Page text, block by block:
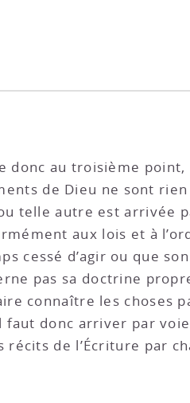
donc au troisième
de Dieu ne sont
telle autre est arrivée
aux lois et à
cessé d’agir ou que
pas sa doctrine
connaître les choses
faut donc arriver par
récits de l’Écriture par